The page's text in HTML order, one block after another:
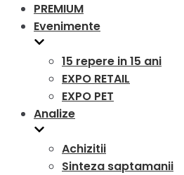
PREMIUM
Evenimente
15 repere in 15 ani
EXPO RETAIL
EXPO PET
Analize
Achizitii
Sinteza saptamanii